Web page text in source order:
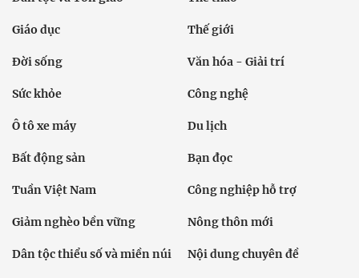
Giáo dục Thế giới
Đời sống Văn hóa - Giải trí
Sức khỏe Công nghệ
Ô tô xe máy Du lịch
Bất động sản Bạn đọc
Tuần Việt Nam Công nghiệp hỗ trợ
Giảm nghèo bền vững Nông thôn mới
Dân tộc thiểu số và miền núi Nội dung chuyên đề